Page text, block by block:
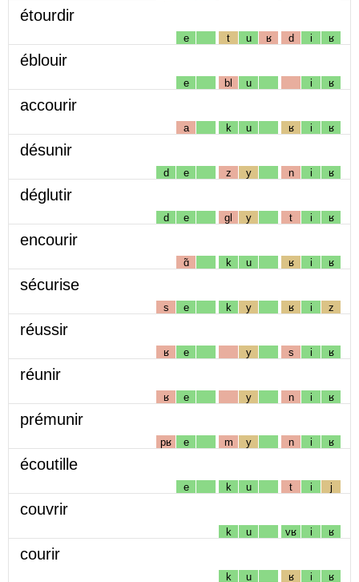
étourdir
e t u ʁ d i ʁ
éblouir
e bl u i ʁ
accourir
a k u ʁ i ʁ
désunir
d e z y n i ʁ
déglutir
d e gl y t i ʁ
encourir
ɑ̃ k u ʁ i ʁ
sécurise
s e k y ʁ i z
réussir
ʁ e y s i ʁ
réunir
ʁ e y n i ʁ
prémunir
pʁ e m y n i ʁ
écoutille
e k u t i j
couvrir
k u vʁ i ʁ
courir
k u ʁ i ʁ